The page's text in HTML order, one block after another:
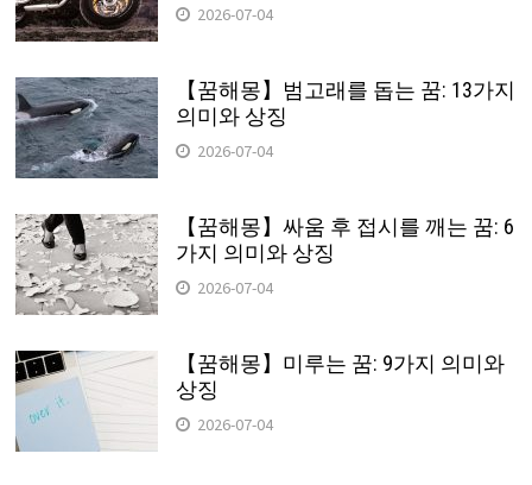
2026-07-04
【꿈해몽】범고래를 돕는 꿈: 13가지
의미와 상징
2026-07-04
【꿈해몽】싸움 후 접시를 깨는 꿈: 6
가지 의미와 상징
2026-07-04
【꿈해몽】미루는 꿈: 9가지 의미와
상징
2026-07-04